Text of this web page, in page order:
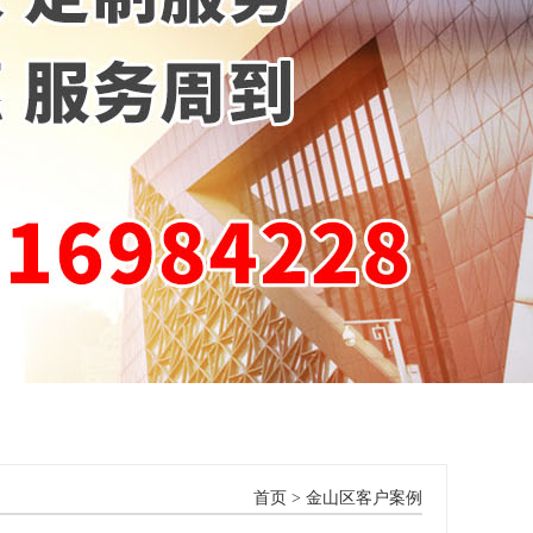
首页 > 金山区客户案例